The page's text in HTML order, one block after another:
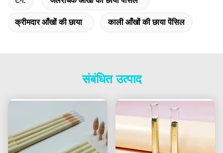
क्रीमदार आँखों की छाया काली आँखों की छाया पेंसिल
संबंधित उत्पाद